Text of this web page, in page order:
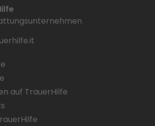
auf TrauerHilfe